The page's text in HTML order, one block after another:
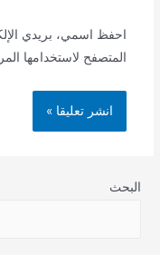
احفظ اسمي، بريدي
المتصفح لاستخدامها
البحث